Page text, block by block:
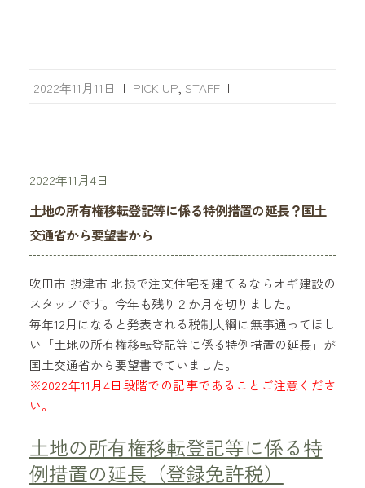
2022年11月11日 | PICK UP STAFF |
2022年11月4日
土地の所有権移転登記等に係る特例措置の延長？国土
交通省から要望書から
吹田市 摂津市 北摂で注文住宅を建てるならオギ建設の
スタッフです。今年も残り２か月を切りました。
毎年12月になると発表される税制大綱に無事通ってほし
い「土地の所有権移転登記等に係る特例措置の延長」が
国土交通省から要望書でていました。
※2022年11月4日段階での記事であることご注意くださ
い。
土地の所有権移転登記等に係る特
例措置の延長（登録免許税）